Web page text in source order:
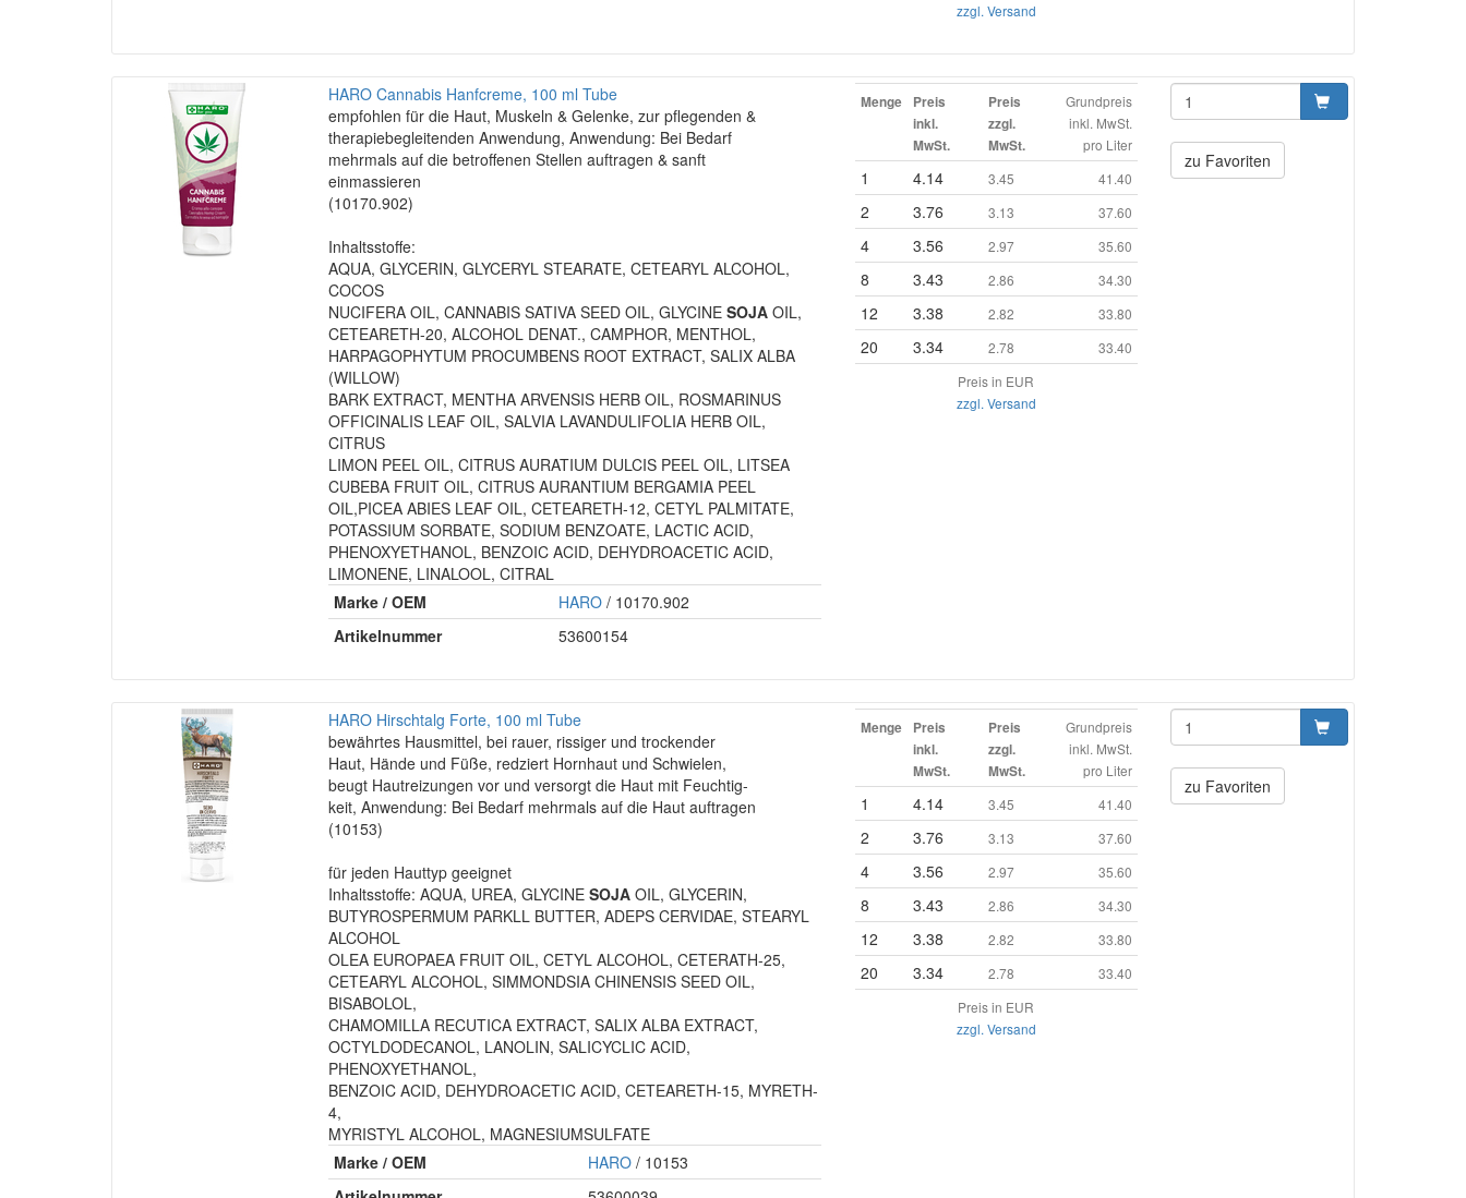
zzgl. Versand
HARO Cannabis Hanfcreme, 100 ml Tube
empfohlen für die Haut, Muskeln & Gelenke, zur pflegenden &
therapiebegleitenden Anwendung, Anwendung: Bei Bedarf
mehrmals auf die betroffenen Stellen auftragen & sanft
einmassieren
(10170.902)
Inhaltsstoffe:
AQUA, GLYCERIN, GLYCERYL STEARATE, CETEARYL ALCOHOL,
COCOS
NUCIFERA OIL, CANNABIS SATIVA SEED OIL, GLYCINE SOJA OIL,
CETEARETH-20, ALCOHOL DENAT., CAMPHOR, MENTHOL,
HARPAGOPHYTUM PROCUMBENS ROOT EXTRACT, SALIX ALBA
(WILLOW)
BARK EXTRACT, MENTHA ARVENSIS HERB OIL, ROSMARINUS
OFFICINALIS LEAF OIL, SALVIA LAVANDULIFOLIA HERB OIL,
CITRUS
LIMON PEEL OIL, CITRUS AURATIUM DULCIS PEEL OIL, LITSEA
CUBEBA FRUIT OIL, CITRUS AURANTIUM BERGAMIA PEEL
OIL,PICEA ABIES LEAF OIL, CETEARETH-12, CETYL PALMITATE,
POTASSIUM SORBATE, SODIUM BENZOATE, LACTIC ACID,
PHENOXYETHANOL, BENZOIC ACID, DEHYDROACETIC ACID,
LIMONENE, LINALOOL, CITRAL
Marke / OEM
HARO / 10170.902
Artikelnummer
53600154
Menge
Preis
inkl.
MwSt.
Preis
zzgl.
MwSt.
Grundpreis
inkl. MwSt.
pro Liter
1 4.14 3.45 41.40
2 3.76 3.13 37.60
4 3.56 2.97 35.60
8 3.43 2.86 34.30
12 3.38 2.82 33.80
20 3.34 2.78
33.40
Preis in EUR
zzgl. Versand
zu Favoriten
HARO Hirschtalg Forte, 100 ml Tube
bewährtes Hausmittel, bei rauer, rissiger und trockender
Haut, Hände und Füße, redziert Hornhaut und Schwielen,
beugt Hautreizungen vor und versorgt die Haut mit Feuchtig-
keit, Anwendung: Bei Bedarf mehrmals auf die Haut auftragen
(10153)
für jeden Hauttyp geeignet
Inhaltsstoffe: AQUA, UREA, GLYCINE SOJA OIL, GLYCERIN,
BUTYROSPERMUM PARKLL BUTTER, ADEPS CERVIDAE, STEARYL
ALCOHOL
OLEA EUROPAEA FRUIT OIL, CETYL ALCOHOL, CETERATH-25,
CETEARYL ALCOHOL, SIMMONDSIA CHINENSIS SEED OIL,
BISABOLOL,
CHAMOMILLA RECUTICA EXTRACT, SALIX ALBA EXTRACT,
OCTYLDODECANOL, LANOLIN, SALICYCLIC ACID,
PHENOXYETHANOL,
BENZOIC ACID, DEHYDROACETIC ACID, CETEARETH-15, MYRETH-
4,
MYRISTYL ALCOHOL, MAGNESIUMSULFATE
Marke / OEM
HARO / 10153
Menge
Preis
inkl.
MwSt.
Preis
zzgl.
MwSt.
Grundpreis
inkl. MwSt.
pro Liter
1 4.14 3.45 41.40
2 3.76 3.13 37.60
4 3.56 2.97 35.60
8 3.43 2.86 34.30
12 3.38 2.82 33.80
20 3.34 2.78
33.40
Preis in EUR
zzgl. Versand
zu Favoriten